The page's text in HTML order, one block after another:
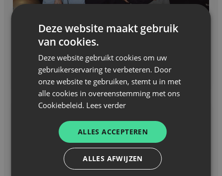
Met Mats Van Der Cruys naar de gym
Deze website maakt gebruik
van cookies.
Deze website gebruikt cookies om uw
gebruikerservaring te verbeteren. Door
onze website te gebruiken, stemt u in met
alle cookies in overeenstemming met ons
Cookiebeleid. Lees verder
ALLES ACCEPTEREN
ALLES AFWIJZEN